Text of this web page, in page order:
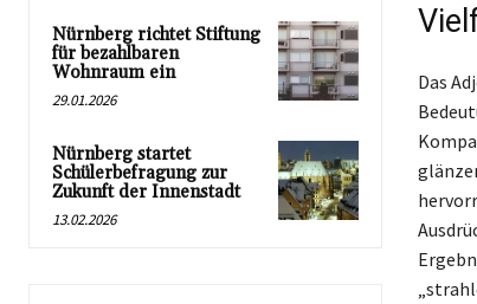
Nürnberg richtet Stiftung
für bezahlbaren
Wohnraum ein
29.01.2026
Nürnberg startet
Schülerbefragung zur
Zukunft der Innenstadt
13.02.2026
Das